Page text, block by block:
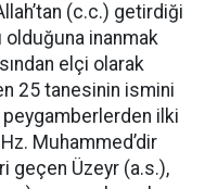
(c.c.) getirdiği
inanmak
elçi olarak
25 tanesinin ismini
peygamberlerden ilki
Muhammed’dir
geçen Üzeyr (a.s.),